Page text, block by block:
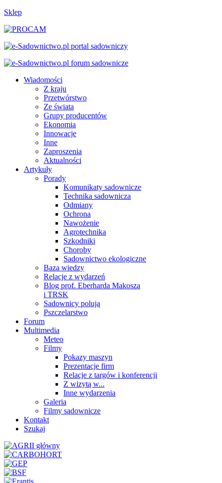
Sklep
Wiadomości
Z kraju
Przetwórstwo
Ze świata
Grupy producentów
Ekonomia
Innowacje
Inne
Zaproszenia
Aktualności
Artykuły
Porady
Komunikaty sadownicze
Technika sadownicza
Odmiany
Ochrona
Nawożenie
Agrotechnika
Szkodniki
Choroby
Sadownictwo ekologiczne
Baza wiedzy
Relacje z wydarzeń
Blog prof. Eberharda Makosza
i TRSK
Sadownicy polują
Pszczelarstwo
Forum
Multimedia
Meteo
Filmy
Pokazy maszyn
Prezentacje firm
Relacje z targów i konferencji
Z wizytą w...
Inne wydarzenia
Galeria
Filmy sadownicze
Kontakt
Szukaj